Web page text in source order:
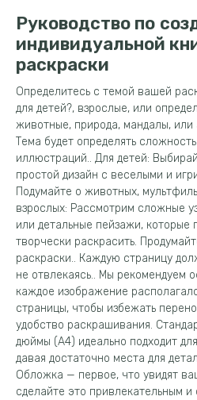
Руководство по
индивидуальной
раскраски
Определитесь с темой вашей
для детей?, взрослые, или
животные, природа, мандалы, или
Тема будет определять
иллюстраций.. Для детей:
простой дизайн с веселыми и
Подумайте о животных,
взрослых: Рассмотрим сложные
или детальные пейзажи, которые
творчески раскрасить.
раскраски.. Каждую страницу
не отвлекаясь.. Мы рекомендуем
каждое изображение
страницы, чтобы избежать
удобство раскрашивания.
дюймы (A4) идеально подходит
давая достаточно места для
Обложка — первое, что увидят
сделайте это привлекательным